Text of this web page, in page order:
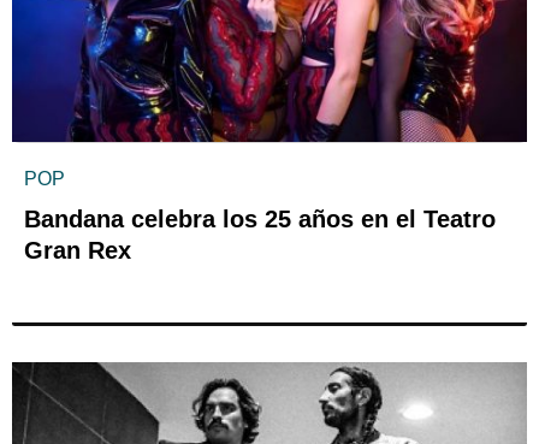
POP
Bandana celebra los 25 años en el Teatro
Gran Rex